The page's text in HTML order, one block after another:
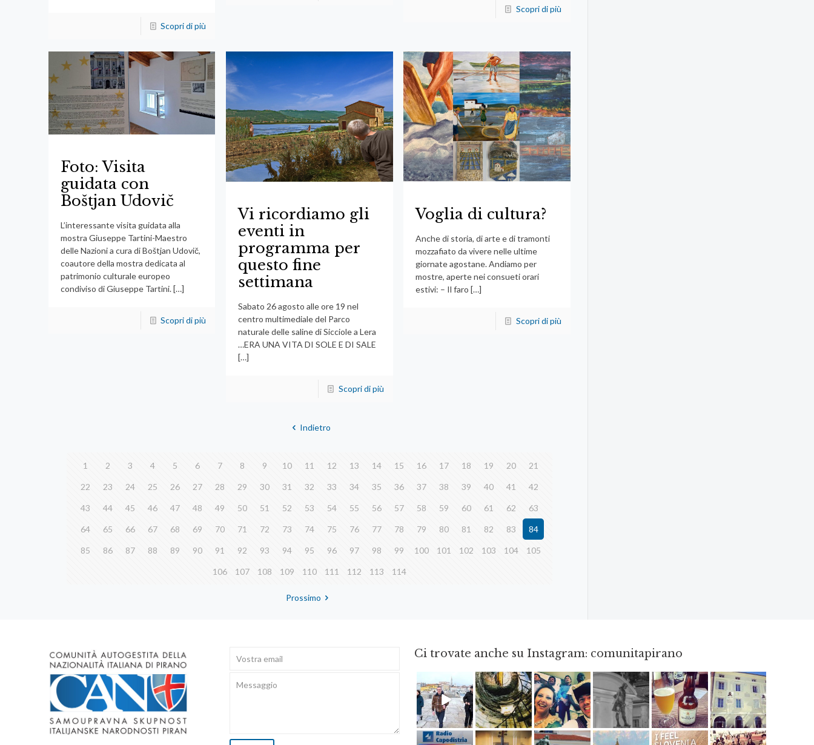
Scopri di più
Scopri di più
Foto: Visita
guidata con
Boštjan Udovič
L’interessante visita guidata alla
mostra Giuseppe Tartini-Maestro
delle Nazioni a cura di Boštjan Udovič,
coautore della mostra dedicata al
patrimonio culturale europeo
condiviso di Giuseppe Tartini.[…]
Scopri di più
Vi ricordiamo gli
eventi in
programma per
questo fine
settimana
Sabato 26 agosto alle ore 19 nel
centro multimediale del Parco
naturale delle saline di Sicciole a Lera
…ERA UNA VITA DI SOLE E DI SALE
[…]
Scopri di più
Voglia di cultura?
Anche di storia, di arte e di tramonti
mozzafiato da vivere nelle ultime
giornate agostane. Andiamo per
mostre, aperte nei consueti orari
estivi: – Il faro […]
Scopri di più
Indietro
1 2 3 4 5 6 7 8 9 10 11 12 13 14 15 16 17 18 19 20 21
22 23 24 25 26 27 28 29 30 31 32 33 34 35 36 37 38 39 40 41 42
43 44 45 46 47 48 49 50 51 52 53 54 55 56 57 58 59 60 61 62 63
64 65 66 67 68 69 70 71 72 73 74 75 76 77 78 79 80 81 82 83 84
85 86 87 88 89 90 91 92 93 94 95 96 97 98 99 100 101 102 103 104 105
106 107 108 109 110 111 112 113 114
Prossimo
Ci trovate anche su Instagram: comunitapirano
Feb 16 Ago 3 Mag 23 Apr 18 Giu 3 Apr 3